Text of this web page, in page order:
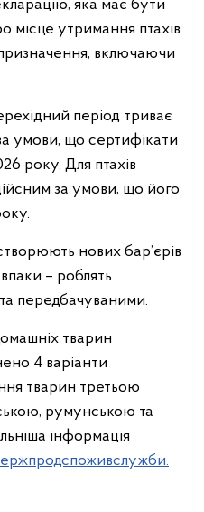
яка має бути
місце утримання птахів
включаючи
період триває
умови, що сертифікати
року. Для птахів
за умови, що його
нових бар’єрів
– роблять
передбачуваними.
тварин
4 варіанти
тварин третьою
румунською та
інформація